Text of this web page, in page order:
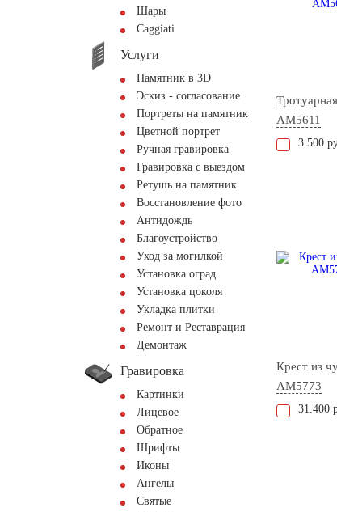
Шары
Сaggiati
Услуги
Памятник в 3D
Эскиз - согласование
Портреты на памятник
Цветной портрет
Ручная гравировка
Гравировка с выездом
Ретушь на памятник
Восстановление фото
Антидождь
Благоустройство
Уход за могилкой
Установка оград
Установка цоколя
Укладка плитки
Ремонт и Реставрация
Демонтаж
Гравировка
Картинки
Лицевое
Обратное
Шрифты
Иконы
Ангелы
Святые
AM5611
3.500
Крест из
AM5773
31.400